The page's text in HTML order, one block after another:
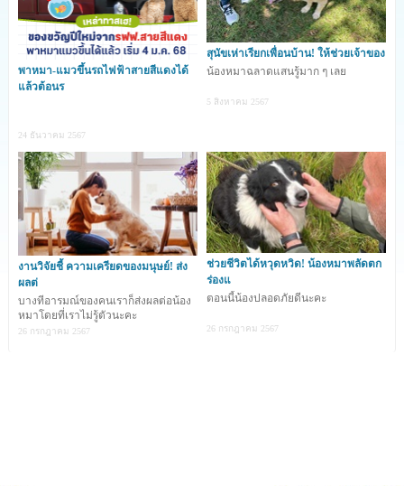
เจ้า Brutus สุนัขร็อตไวเลอร์ขาพิการจากประเทศ
สหรัฐอเมริกาตัวนี้ เป็นสุนัขน่าสงสารที่ถูกผู้เพาะพันธุ์
(ฺBreeder) ละเลยการดูแลจนมันถูกความเย็นจากหิมะกัดที่
เท้าทั้ง 4 ข้างจนทำให้เนื้อตายและขาพิการในที่สุด แต่ในตอนนี้
มันได้รับโอกาสให้กลับมามีชีวิตใหม่และสามารถวิ่งได้อีกครั้ง
หลังได้รับการช่วยเหลือจากบริษัท Orthopets ที่มอบขาเทียม
ให้กับมัน โดยมันได้ฝึกเดินและวิ่งขนขาเทียมเป็นเวลานานถึง 2
พาหมา-แมวขึ้นรถไฟฟ้าสายสีแดงได้
แล้วต้อนร
24 ธันวาคม 2567
สุนัขเห่าเรียกเพื่อนบ้าน! ให้ช่วยเจ้าของ
น้องหมาฉลาดแสนรู้มาก ๆ เลย
5 สิงหาคม 2567
งานวิจัยชี้ ความเครียดของมนุษย์! ส่ง
ผลต่
บางทีอารมณ์ของคนเราก็ส่งผลต่อน้อง
หมาโดยที่เราไม่รู้ตัวนะคะ
26 กรกฎาคม 2567
ช่วยชีวิตได้หวุดหวิด! น้องหมาพลัดตก
ร่องแ
ตอนนี้น้องปลอดภัยดีนะคะ
26 กรกฎาคม 2567